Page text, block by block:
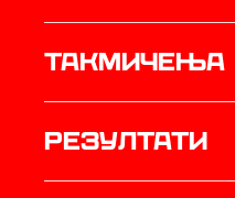
Такмичења
резултати